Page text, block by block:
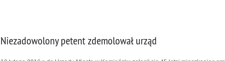
Niezadowolony petent zdemolował urząd